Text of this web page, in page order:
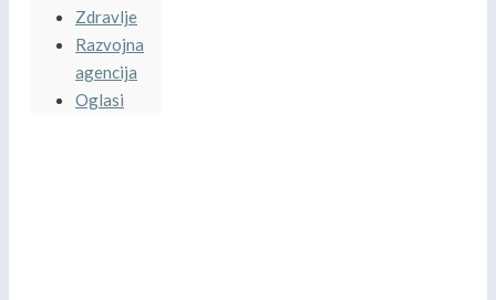
Zdravlje
Razvojna
agencija
Oglasi